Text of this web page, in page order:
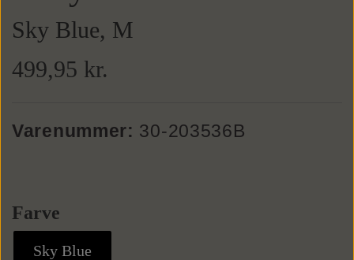
Sky Blue, M
499,95 kr.
Varenummer: 30-203536B
Farve
Sky Blue